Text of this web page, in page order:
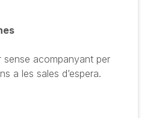
sense acompanyant per
a les sales d’espera.